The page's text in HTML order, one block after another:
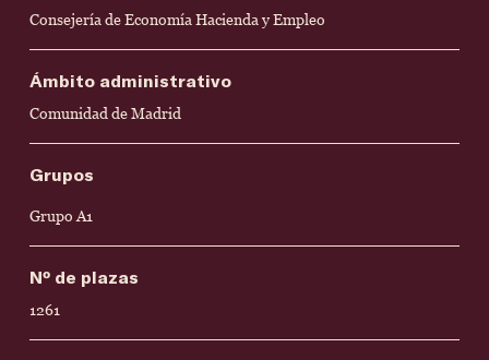
Consejería de Economía Hacienda y Empleo
Ámbito administrativo
Comunidad de Madrid
Grupos
Grupo A1
Nº de plazas
1261